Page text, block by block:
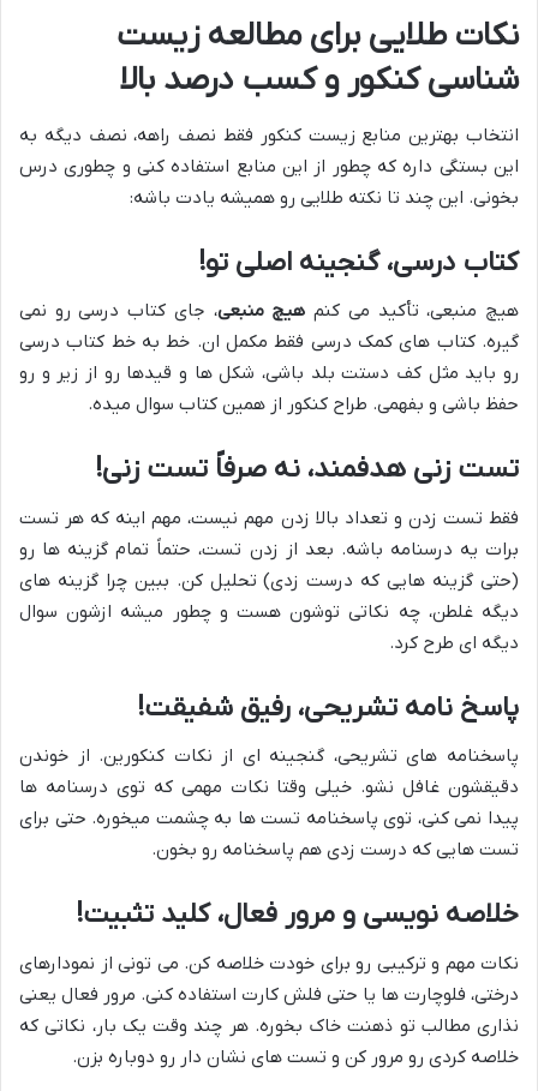
نکات طلایی برای مطالعه زیست
شناسی کنکور و کسب درصد بالا
انتخاب بهترین منابع زیست کنکور فقط نصف راهه، نصف دیگه به
این بستگی داره که چطور از این منابع استفاده کنی و چطوری درس
بخونی. این چند تا نکته طلایی رو همیشه یادت باشه:
کتاب درسی، گنجینه اصلی تو!
هیچ منبعی، تأکید می کنم هیچ منبعی، جای کتاب درسی رو نمی
گیره. کتاب های کمک درسی فقط مکمل ان. خط به خط کتاب درسی
رو باید مثل کف دستت بلد باشی، شکل ها و قیدها رو از زیر و رو
حفظ باشی و بفهمی. طراح کنکور از همین کتاب سوال میده.
تست زنی هدفمند، نه صرفاً تست زنی!
فقط تست زدن و تعداد بالا زدن مهم نیست، مهم اینه که هر تست
برات یه درسنامه باشه. بعد از زدن تست، حتماً تمام گزینه ها رو
(حتی گزینه هایی که درست زدی) تحلیل کن. ببین چرا گزینه های
دیگه غلطن، چه نکاتی توشون هست و چطور میشه ازشون سوال
دیگه ای طرح کرد.
پاسخ نامه تشریحی، رفیق شفیقت!
پاسخنامه های تشریحی، گنجینه ای از نکات کنکورین. از خوندن
دقیقشون غافل نشو. خیلی وقتا نکات مهمی که توی درسنامه ها
پیدا نمی کنی، توی پاسخنامه تست ها به چشمت میخوره. حتی برای
تست هایی که درست زدی هم پاسخنامه رو بخون.
خلاصه نویسی و مرور فعال، کلید تثبیت!
نکات مهم و ترکیبی رو برای خودت خلاصه کن. می تونی از نمودارهای
درختی، فلوچارت ها یا حتی فلش کارت استفاده کنی. مرور فعال یعنی
نذاری مطالب تو ذهنت خاک بخوره. هر چند وقت یک بار، نکاتی که
خلاصه کردی رو مرور کن و تست های نشان دار رو دوباره بزن.